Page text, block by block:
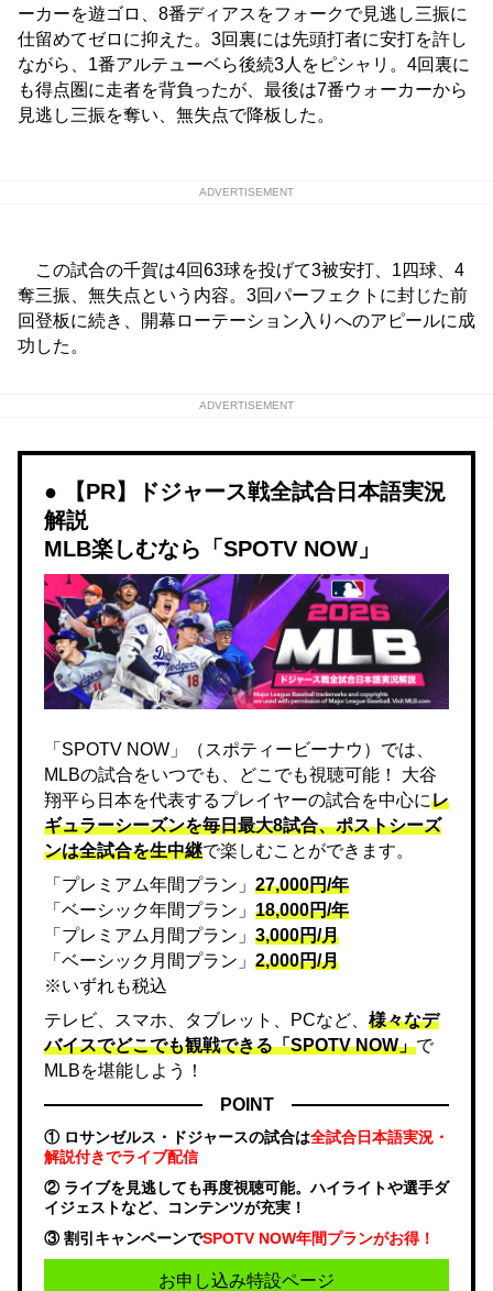
ーカーを遊ゴロ、8番ディアスをフォークで見逃し三振に
仕留めてゼロに抑えた。3回裏には先頭打者に安打を許し
ながら、1番アルテューベら後続3人をピシャリ。4回裏に
も得点圏に走者を背負ったが、最後は7番ウォーカーから
見逃し三振を奪い、無失点で降板した。
ADVERTISEMENT
この試合の千賀は4回63球を投げて3被安打、1四球、4
奪三振、無失点という内容。3回パーフェクトに封じた前
回登板に続き、開幕ローテーション入りへのアピールに成
功した。
ADVERTISEMENT
【PR】ドジャース戦全試合日本語実況
解説
MLB楽しむなら「SPOTV NOW」
「SPOTV NOW」（スポティービーナウ）では、
MLBの試合をいつでも、どこでも視聴可能！ 大谷
翔平ら日本を代表するプレイヤーの試合を中心にレ
ギュラーシーズンを毎日最大8試合、ポストシーズ
ンは全試合を生中継で楽しむことができます。
「プレミアム年間プラン」 27,000円/年
「ベーシック年間プラン」 18,000円/年
「プレミアム月間プラン」 3,000円/月
「ベーシック月間プラン」 2,000円/月
※いずれも税込
テレビ、スマホ、タブレット、PCなど、 様々なデ
バイスでどこでも観戦できる「SPOTV NOW」で
MLBを堪能しよう！
POINT
① ロサンゼルス・ドジャースの試合は全試合日本語実況・
解説付きでライブ配信
② ライブを見逃しても再度視聴可能。ハイライトや選手ダ
イジェストなど、コンテンツが充実！
③ 割引キャンペーンでSPOTV NOW年間プランがお得！
お申し込み特設ページ